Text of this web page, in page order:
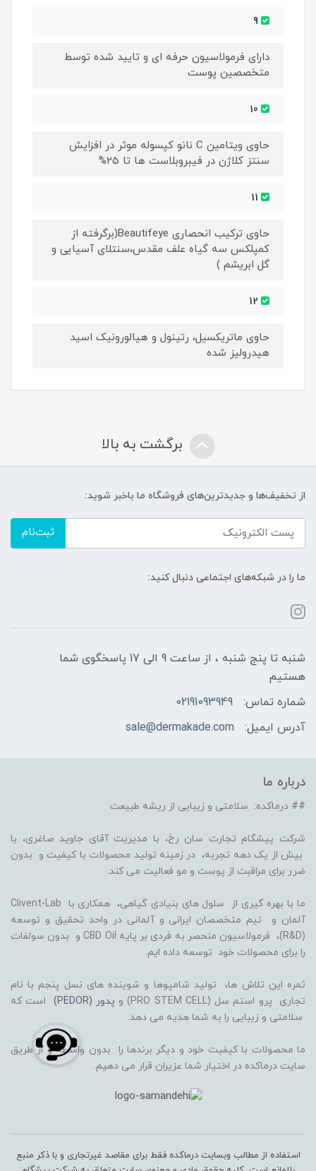
دارای فرمولاسیون حرفه ای و تایید شده توسط
متخصصین پوست
حاوی ویتامین C نانو کپسوله موثر در افزایش
سنتز کلاژن در فیبروبلاست ها تا 25%
حاوی ترکیب انحصاری Beautifeye(برگرفته از
کمپلکس سه گیاه علف مقدس،سنتلای آسیایی و
گل ابریشم )
حاوی ماتریکسیل، رتینول و هیالورونیک اسید
هیدرولیز شده
برگشت به بالا
از تخفیف‌ها و جدیدترین‌های فروشگاه ما باخبر شوید:
ثبت‌نام
ما را در شبکه‌های اجتماعی دنبال کنید:
شنبه تا پنج شنبه ، از ساعت 9 الی 17 پاسخگوی شما
هستیم
شماره تماس:
02191093949
آدرس ایمیل:
sale@dermakade.com
درباره ما
## درماکده: سلامتی و زیبایی از ریشه طبیعت
شرکت پیشگام تجارت سان رخ، با مدیریت آقای جاوید صاغری، با
بیش از یک دهه تجربه، در زمینه تولید محصولات با کیفیت و بدون
ضرر برای مراقبت از پوست و مو فعالیت می کند.
ما با بهره گیری از سلول های بنیادی گیاهی، همکاری با Clivent-Lab
آلمان و تیم متخصصان ایرانی و آلمانی در واحد تحقیق و توسعه
(R&D)، فرمولاسیون منحصر به فردی بر پایه CBD Oil و بدون سولفات
را برای محصولات خود توسعه داده ایم.
ثمره این تلاش ها، تولید شامپوها و شوینده های نسل پنجم با نام
تجاری پرو استم سل (PRO STEM CELL) و
پدور (PEDOR)
است که
سلامتی و زیبایی را به شما هدیه می دهد.
ما محصولات با کیفیت خود و دیگر برندها را بدون واسطه و از طریق
سایت درماکده در اختیار شما عزیران قرار می دهیم.
استفاده از مطالب وبسایت درماکده فقط برای مقاصد غیرتجاری و با ذکر منبع